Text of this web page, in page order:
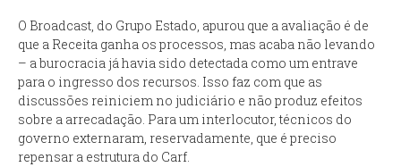
O Broadcast, do Grupo Estado, apurou que a avaliação é de
que a Receita ganha os processos, mas acaba não levando
– a burocracia já havia sido detectada como um entrave
para o ingresso dos recursos. Isso faz com que as
discussões reiniciem no judiciário e não produz efeitos
sobre a arrecadação. Para um interlocutor, técnicos do
governo externaram, reservadamente, que é preciso
repensar a estrutura do Carf.